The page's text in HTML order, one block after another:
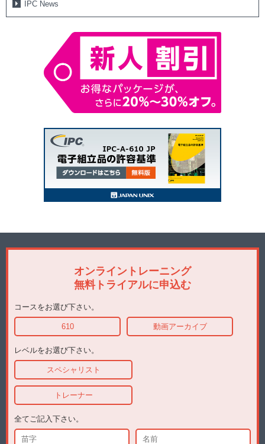
IPC News
オンライントレーニング
無料トライアルに申込む
コースをお選び下さい。
610 動画アーカイブ
レベルをお選び下さい。
スペシャリスト
トレーナー
全てご記入下さい。